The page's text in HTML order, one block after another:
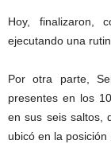
Hoy, finalizaron,
ejecutando una
Por otra parte,
presentes en los
en sus seis saltos,
ubicó en la